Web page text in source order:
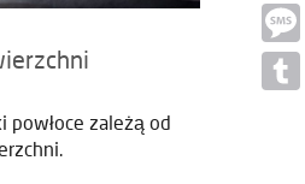
Email
powłoce zależą od